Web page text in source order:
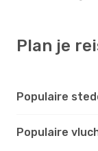
Plan je
Populaire
Populaire